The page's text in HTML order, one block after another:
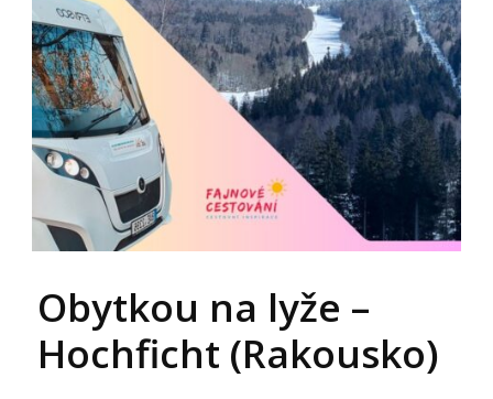
Obytkou na lyže –
Hochficht (Rakousko)